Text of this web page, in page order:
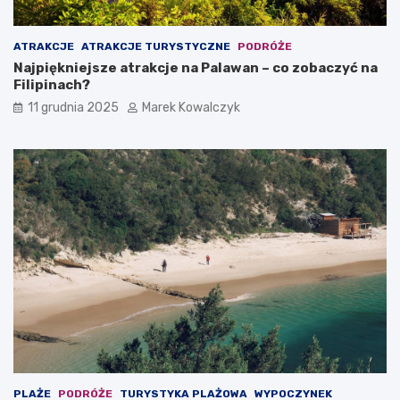
y
ć
?
ATRAKCJE ATRAKCJE TURYSTYCZNE PODRÓŻE
Najpiękniejsze atrakcje na Palawan – co zobaczyć na
Filipinach?
11 grudnia 2025 Marek Kowalczyk
PLAŻE PODRÓŻE TURYSTYKA PLAŻOWA WYPOCZYNEK